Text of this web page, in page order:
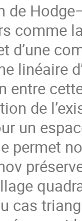
de
comme
d’une
linéaire
entre
de
un
permet
cas